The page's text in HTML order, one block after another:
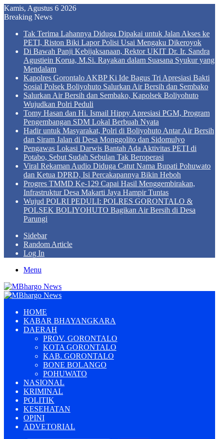
Kamis, Agustus 6 2026
Breaking News
Tak Terima Lahannya Diduga Dipakai untuk Jalan Akses ke
PETI, Riston Biki Lapor Polisi Usai Mengaku Dikeroyok
Di Bawah Panji Kebijaksanaan, Rektor UKIT Dr. Ir. Sandra
Agustiein Korua, M.Si. Rayakan dalam Suasana Syukur yang
Mendalam
Kapolres Gorontalo AKBP Ki Ide Bagus Tri Apresiasi Bakti
Sosial Polsek Boliyohuto Salurkan Air Bersih dan Sembako
Salurkan Air Bersih dan Sembako, Kapolsek Boliyohuto
Wujudkan Polri Peduli
Tomy Hasan dan Hi. Ismail Hippy Apresiasi PGM, Program
Pengembangan SDM Lokal Berbuah Nyata
Hadir untuk Masyarakat, Polri di Boliyohuto Antar Air Bersih
dan Siram Jalan di Desa Monggolito dan Sidomulyo
Pengawas Lokasi Darwis Bantah Ada Aktivitas PETI di
Potabo, Sebut Sudah Sebulan Tak Beroperasi
Viral Rekaman Audio Diduga Catut Nama Bupati Pohuwato
dan Ketua DPRD, Isi Percakapannya Bikin Heboh
Progres TMMD Ke-129 Capai Hasil Menggembirakan,
Infrastruktur Desa Makarti Jaya Hampir Tuntas
Wujud POLRI PEDULI: POLRES GORONTALO &
POLSEK BOLIYOHUTO Bagikan Air Bersih di Desa
Parungi
Sidebar
Random Article
Log In
Menu
HOME
KABAR BHAYANGKARA
DAERAH
PROV. GORONTALO
KOTA GORONTALO
KAB. GORONTALO
BONE BOLANGO
POHUWATO
NASIONAL
KRIMINAL
POLITIK
KESEHATAN
OPINI
ADVETORIAL